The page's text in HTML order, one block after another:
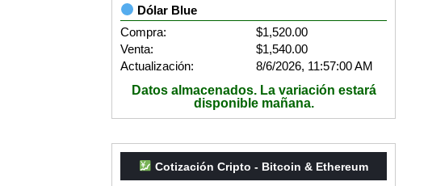
Dólar Blue
Compra:
$1,520.00
Venta:
$1,540.00
Actualización:
8/6/2026, 11:57:00 AM
Datos almacenados. La variación estará
disponible mañana.
Cotización Cripto - Bitcoin & Ethereum